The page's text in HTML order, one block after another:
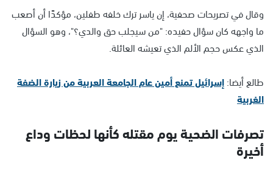
وقال في تصريحات صحفية، إن ياسر ترك خلفه طفلين، مؤكدًا أن أصعب
ما واجهه كان سؤال حفيده: "من سيجلب حق والدي؟"، وهو السؤال
الذي عكس حجم الألم الذي تعيشه العائلة.
طالع أيضا:إسرائيل تمنع أمين عام الجامعة العربية من زيارة الضفة
الغربية
تصرفات الضحية يوم مقتله كأنها لحظات وداع
أخيرة